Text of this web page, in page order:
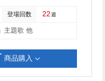
登場回数 22週
主題歌 他
商品購入